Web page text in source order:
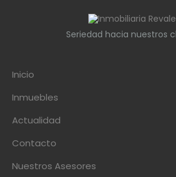
Seriedad hacia nuestros
Inicio
Inmuebles
Actualidad
Contacto
Nuestros Asesores